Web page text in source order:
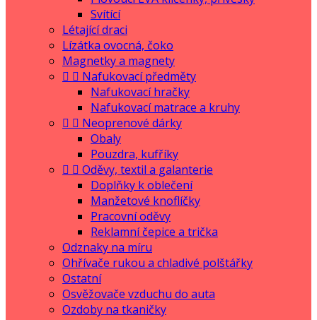
Svítící
Létající draci
Lízátka ovocná, čoko
Magnetky a magnety
  Nafukovací předměty
Nafukovací hračky
Nafukovací matrace a kruhy
  Neoprenové dárky
Obaly
Pouzdra, kufříky
  Oděvy, textil a galanterie
Doplňky k oblečení
Manžetové knoflíčky
Pracovní oděvy
Reklamní čepice a trička
Odznaky na míru
Ohřívače rukou a chladivé polštářky
Ostatní
Osvěžovače vzduchu do auta
Ozdoby na tkaničky